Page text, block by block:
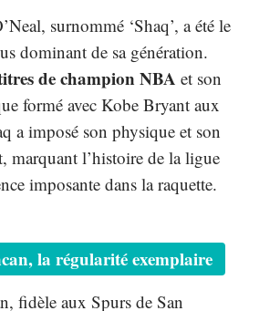
surnommé ‘Shaq’, a été le
dominant de sa génération.
de champion NBA et son
formé avec Kobe Bryant aux
a imposé son physique et son
marquant l’histoire de la ligue
imposante dans la raquette.
la régularité exemplaire
fidèle aux Spurs de San